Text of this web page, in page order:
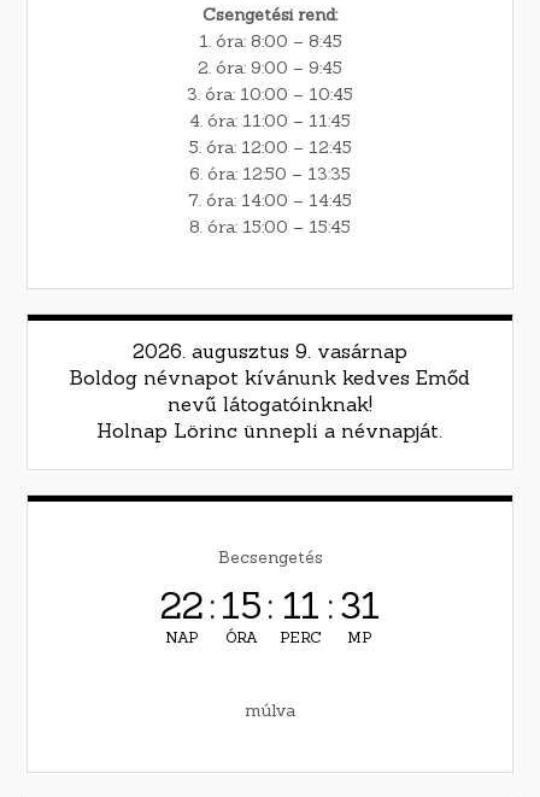
Csengetési rend:
1. óra: 8:00 – 8:45
2. óra: 9:00 – 9:45
3. óra: 10:00 – 10:45
4. óra: 11:00 – 11:45
5. óra: 12:00 – 12:45
6. óra: 12:50 – 13:35
7. óra: 14:00 – 14:45
8. óra: 15:00 – 15:45
2026. augusztus 9. vasárnap
Boldog névnapot kívánunk kedves Emőd
nevű látogatóinknak!
Holnap Lörinc ünnepli a névnapját.
Becsengetés
22
NAP
: 15
ÓRA
: 11
PERC
: 30
MP
múlva